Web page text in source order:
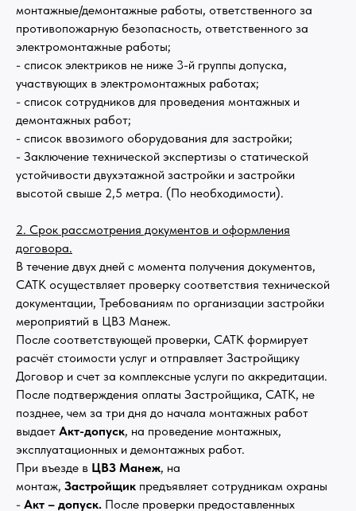
монтажные/демонтажные работы, ответственного за
противопожарную безопасность, ответственного за
электромонтажные работы;
- список электриков не ниже 3-й группы допуска,
участвующих в электромонтажных работах;
- список сотрудников для проведения монтажных и
демонтажных работ;
- список ввозимого оборудования для застройки;
- Заключение технической экспертизы о статической
устойчивости двухэтажной застройки и застройки
высотой свыше 2,5 метра. (По необходимости).
2. Срок рассмотрения документов и оформления
договора.
В течение двух дней с момента получения документов,
САТК осуществляет проверку соответствия технической
документации, Требованиям по организации застройки
мероприятий в ЦВЗ Манеж.
После соответствующей проверки, САТК формирует
расчёт стоимости услуг и отправляет Застройщику
Договор и счет за комплексные услуги по аккредитации.
После подтверждения оплаты Застройщика, САТК, не
позднее, чем за три дня до начала монтажных работ
выдает Акт-допуск, на проведение монтажных,
эксплуатационных и демонтажных работ.
При въезде в ЦВЗ Манеж, на
монтаж, Застройщик предъявляет сотрудникам охраны
- Акт – допуск. После проверки предоставленных